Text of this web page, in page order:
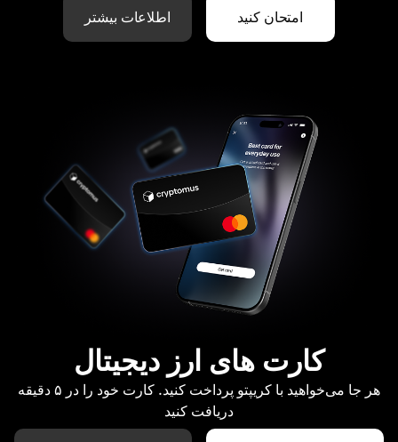
امتحان کنید اطلاعات بیشتر
کارت های ارز دیجیتال
هر جا می‌خواهید با کریپتو پرداخت کنید. کارت خود را در ۵ دقیقه
دریافت کنید